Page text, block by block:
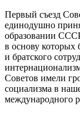
Первый съезд
единодушно
образовании
в основу которых
и братского
Советов имели
социализма в
международного